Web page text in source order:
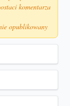
komentarza
opublikowany